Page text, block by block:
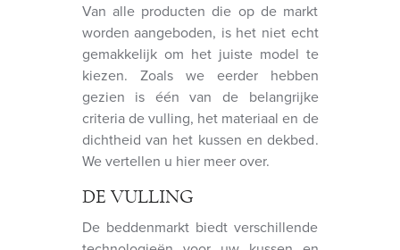
Van alle producten die op de markt
worden aangeboden, is het niet echt
gemakkelijk om het juiste model te
kiezen. Zoals we eerder hebben
gezien is één van de belangrijke
criteria de vulling, het materiaal en de
dichtheid van het kussen en dekbed.
We vertellen u hier meer over.
DE VULLING
De beddenmarkt biedt verschillende